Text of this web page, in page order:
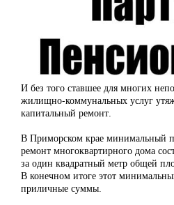
И без того ставшее для многих
жилищно-коммунальных услуг
капитальный ремонт.
В Приморском крае минимальный
ремонт многоквартирного дома
за один квадратный метр общей
В конечном итоге этот
приличные суммы.